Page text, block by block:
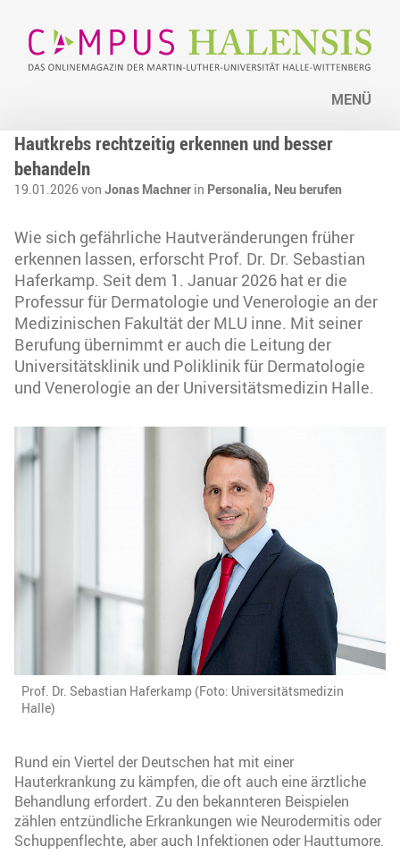
MENÜ
Hautkrebs rechtzeitig erkennen und besser
behandeln
19.01.2026 von Jonas Machner in Personalia, Neu berufen
Wie sich gefährliche Hautveränderungen früher
erkennen lassen, erforscht Prof. Dr. Dr. Sebastian
Haferkamp. Seit dem 1. Januar 2026 hat er die
Professur für Dermatologie und Venerologie an der
Medizinischen Fakultät der MLU inne. Mit seiner
Berufung übernimmt er auch die Leitung der
Universitätsklinik und Poliklinik für Dermatologie
und Venerologie an der Universitätsmedizin Halle.
Prof. Dr. Sebastian Haferkamp (Foto: Universitätsmedizin
Halle)
Rund ein Viertel der Deutschen hat mit einer
Hauterkrankung zu kämpfen, die oft auch eine ärztliche
Behandlung erfordert. Zu den bekannteren Beispielen
zählen entzündliche Erkrankungen wie Neurodermitis oder
Schuppenflechte, aber auch Infektionen oder Hauttumore.